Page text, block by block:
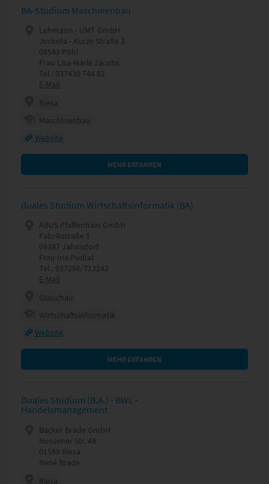
BA-Studium Maschinenbau
Lehmann - UMT GmbH
Jocketa - Kurze Straße 3
08543 Pöhl
Frau Lisa-Marie Jacobs
Tel.: 037439 744 82
E-Mail
Riesa
Maschinenbau
Website
MEHR ERFAHREN
duales Studium Wirtschaftsinformatik (BA)
ABUS Pfaffenhain GmbH
Fabrikstraße 1
09387 Jahnsdorf
Frau Ina Pudlat
Tel.: 037296/713242
E-Mail
Glauchau
Wirtschaftsinformatik
Website
MEHR ERFAHREN
Duales Studium (B.A.) - BWL -
Handelsmanagement
Bäcker Brade GmbH
Nossener Str. 48
01589 Riesa
René Brade
Riesa